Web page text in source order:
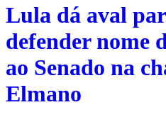
Lula dá aval
defender nome
ao Senado na
Elmano